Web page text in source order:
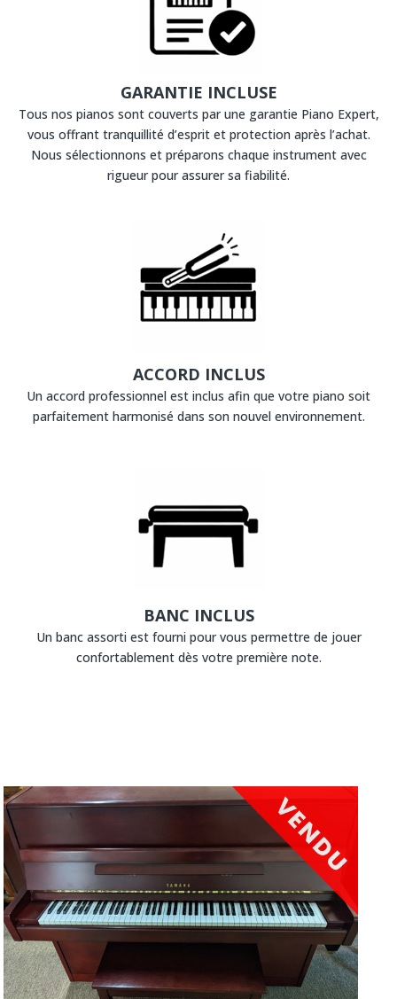
GARANTIE INCLUSE
Tous nos pianos sont couverts par une garantie Piano Expert,
vous offrant tranquillité d’esprit et protection après l’achat.
Nous sélectionnons et préparons chaque instrument avec
rigueur pour assurer sa fiabilité.
ACCORD INCLUS
Un accord professionnel est inclus afin que votre piano soit
parfaitement harmonisé dans son nouvel environnement.
BANC INCLUS
Un banc assorti est fourni pour vous permettre de jouer
confortablement dès votre première note.